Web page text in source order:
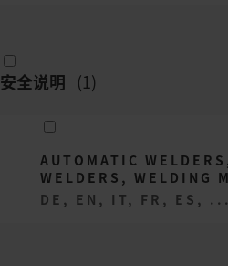
安全说明 (1)
AUTOMATIC
WELDERS, WELDING
DE, EN, IT, FR, ES, ...